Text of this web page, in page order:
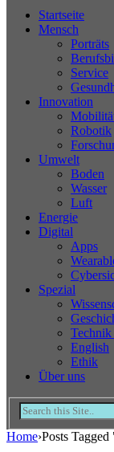
Startseite
Mensch
Porträts
Service
Innovation
Robotik
Umwelt
Boden
Wasser
Luft
Energie
Digital
Apps
Spezial
English
Ethik
Über uns
Home›Posts